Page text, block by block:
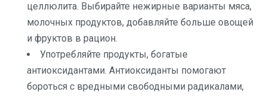
целлюлита. Выбирайте нежирные варианты мяса,
молочных продуктов, добавляйте больше овощей
и фруктов в рацион.
Употребляйте продукты, богатые
антиоксидантами. Антиоксиданты помогают
бороться с вредными свободными радикалами,